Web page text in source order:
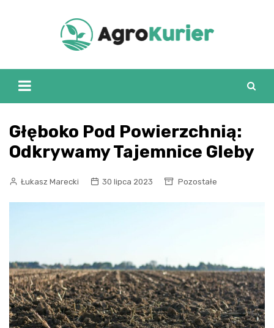
Głęboko Pod Powierzchnią:
Odkrywamy Tajemnice Gleby
Łukasz Marecki 30 lipca 2023 Pozostałe